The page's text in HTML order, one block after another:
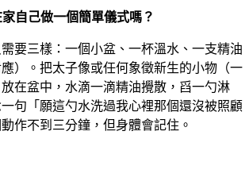
自己做一個簡單儀式嗎？
要三樣：一個小盆、一杯溫水、一支精油
應）。把太子像或任何象徵新生的小物（一
在盆中，水滴一滴精油攪散，舀一勺淋
句「願這勺水洗過我心裡那個還沒被照顧
作不到三分鐘，但身體會記住。